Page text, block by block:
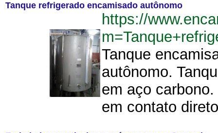
Tanque refrigerado encamisado autônomo
https://
Tanque
autônomo.
em aço
em contato